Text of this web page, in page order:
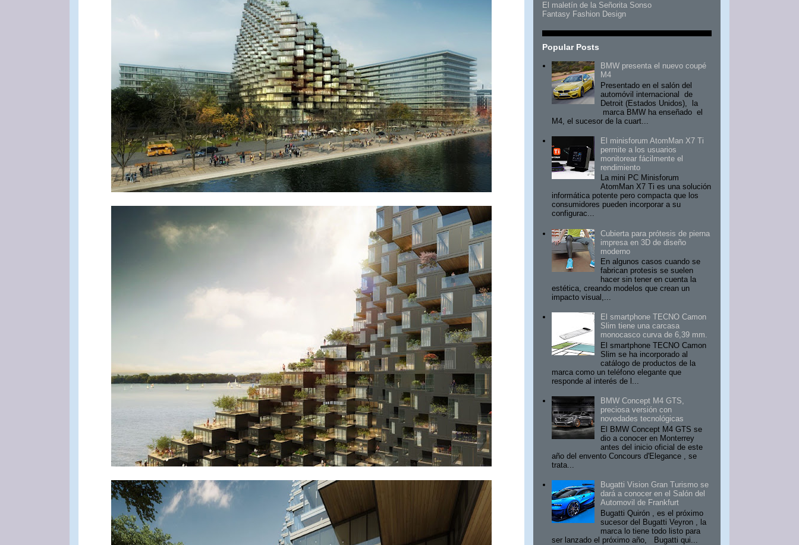
El maletín de la Señorita Sonso
Fantasy Fashion Design
Popular Posts
BMW presenta el nuevo coupé
M4
Presentado en el salón del
automóvil internacional de
Detroit (Estados Unidos), la
marca BMW ha enseñado el
M4, el sucesor de la cuart...
El minisforum AtomMan X7 Ti
permite a los usuarios
monitorear fácilmente el
rendimiento
La mini PC Minisforum
AtomMan X7 Ti es una solución
informática potente pero compacta que los
consumidores pueden incorporar a su
configurac...
Cubierta para prótesis de pierna
impresa en 3D de diseño
moderno
En algunos casos cuando se
fabrican protesis se suelen
hacer sin tener en cuenta la
estética, creando modelos que crean un
impacto visual,...
El smartphone TECNO Camon
Slim tiene una carcasa
monocasco curva de 6,39 mm.
El smartphone TECNO Camon
Slim se ha incorporado al
catálogo de productos de la
marca como un teléfono elegante que
responde al interés de l...
BMW Concept M4 GTS,
preciosa versión con
novedades tecnológicas
El BMW Concept M4 GTS se
dio a conocer en Monterrey
antes del inicio oficial de este
año del envento Concours d'Elegance , se
trata...
Bugatti Vision Gran Turismo se
dará a conocer en el Salón del
Automovil de Frankfurt
Bugatti Quirón , es el próximo
sucesor del Bugatti Veyron , la
marca lo tiene todo listo para
ser lanzado el próximo año, Bugatti qui...